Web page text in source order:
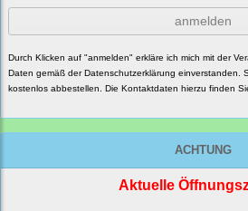
anmelden
Durch Klicken auf "anmelden" erkläre ich mich mit der
Daten gemäß derDatenschutzerklärung einverstanden.
kostenlos abbestellen. Die Kontaktdaten hierzu finden
ACHTUNG
Aktuelle